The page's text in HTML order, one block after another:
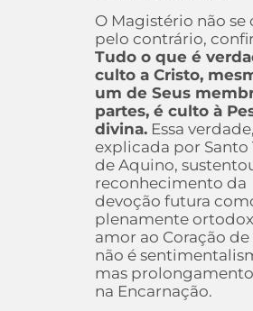
O Magistério não se
pelo contrário,
Tudo o que é
culto a Cristo,
um de Seus
partes, é culto à
divina.Essa verdade,
explicada por Santo
de Aquino,
reconhecimento da
devoção futura
plenamente
amor ao Coração de
não é
mas
na Encarnação.